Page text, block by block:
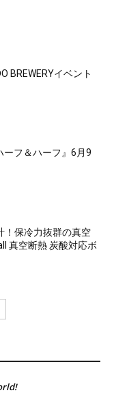
BREWERYイベント
ーフ＆ハーフ』6月9
！保冷力抜群の真空
真空断熱 炭酸対応ボ